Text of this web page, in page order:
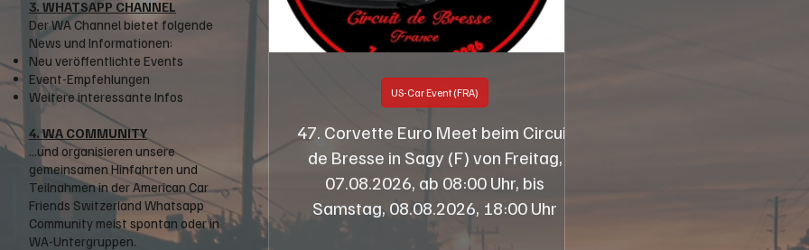
3. WHATSAPP CHANNEL
Der WA Channel bietet folgende
News und Informationen:
Neu veröffentlichte Events
Event-Empfehlungen
Weitere interessante Infos
4. WA COMMUNITY
...und organisieren unsere
gemeinsamen Hinfahrten und
Teilnahmen in der American Car
Friends Switzerland Whatsapp
Community meist spontan oder in
WA-Untergruppen.
47. Corvette Euro Meet beim Circuit
de Bresse in Sagy (F) von Freitag,
07.08.2026, ab 08:00 Uhr, bis
Samstag, 08.08.2026, 18:00 Uhr
US-Car Event (FRA)